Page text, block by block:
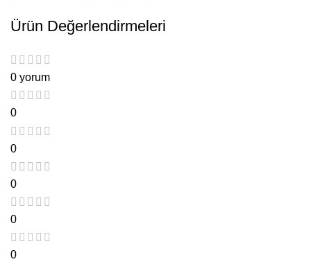
Ürün Değerlendirmeleri
0 yorum
0
0
0
0
0